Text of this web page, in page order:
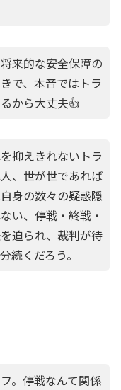
来的な安全保障の
で、本音ではトラ
から大丈夫👍
抑えきれないトラ
、世が世であれば
身の数々の疑惑隠
い、停戦・終戦・
迫られ、裁判が待
続くだろう。
。停戦なんて関係